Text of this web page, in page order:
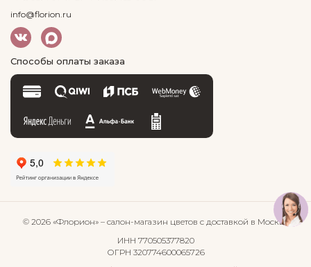
info@florion.ru
Способы оплаты заказа
© 2026 «Флорион» – салон-магазин цветов с доставкой в Москве
ИНН 770505377820
ОГРН 320774600065726